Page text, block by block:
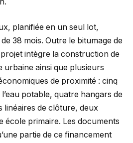
planifiée en un seul lot,
38 mois. Outre le bitumage de
intègre la construction de
urbaine ainsi que plusieurs
de proximité : cinq
potable, quatre hangars de
linéaires de clôture, deux
école primaire. Les documents
partie de ce financement